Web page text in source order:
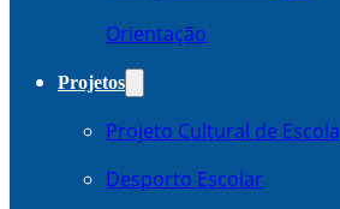
Orientação
Projetos
Projeto Cultural de Escola
Desporto Escolar